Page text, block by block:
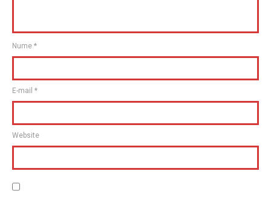
Nume *
E-mail *
Website